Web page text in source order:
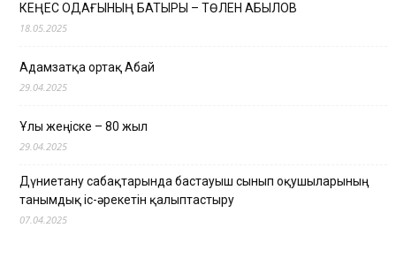
КЕҢЕС ОДАҒЫНЫҢ БАТЫРЫ – ТӨЛЕН ҚАБЫЛОВ
18.05.2025
Адамзатқа ортақ Абай
29.04.2025
Ұлы жеңіске – 80 жыл
29.04.2025
Дүниетану сабақтарында бастауыш сынып оқушыларының
танымдық іс-әрекетін қалыптастыру
07.04.2025